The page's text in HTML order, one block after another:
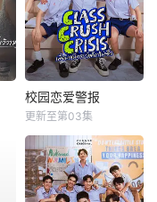
校园恋爱警报
更新至第03集